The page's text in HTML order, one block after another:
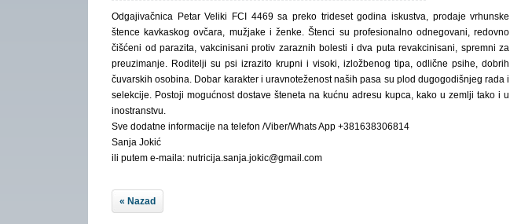
Odgajivačnica Petar Veliki FCI 4469 sa preko trideset godina iskustva, prodaje vrhunske
štence kavkaskog ovčara, mužjake i ženke. Štenci su profesionalno odnegovani, redovno
čišćeni od parazita, vakcinisani protiv zaraznih bolesti i dva puta revakcinisani, spremni za
preuzimanje. Roditelji su psi izrazito krupni i visoki, izložbenog tipa, odlične psihe, dobrih
čuvarskih osobina. Dobar karakter i uravnoteženost naših pasa su plod dugogodišnjeg rada i
selekcije. Postoji mogućnost dostave šteneta na kućnu adresu kupca, kako u zemlji tako i u
inostranstvu.
Sve dodatne informacije na telefon /Viber/Whats App +381638306814
Sanja Jokić
ili putem e-maila: nutricija.sanja.jokic@gmail.com
« Nazad